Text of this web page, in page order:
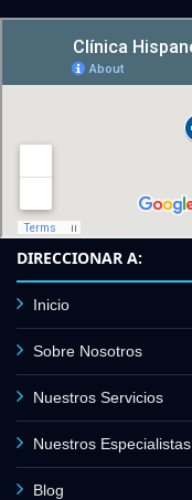
DIRECCIONAR A:
Inicio
Sobre Nosotros
Nuestros Servicios
Nuestros Especialistas
Blog